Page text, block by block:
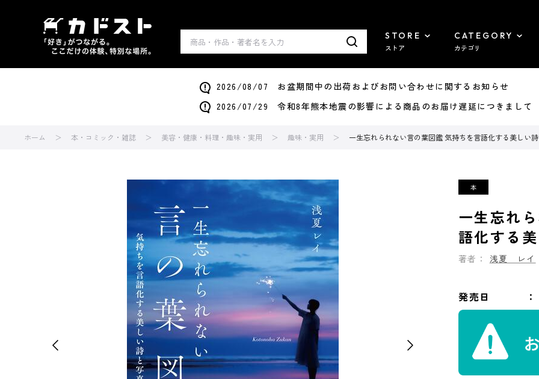
STORE
ストア
CATEGORY
カテゴリ
2026/08/07 お盆期間中の出荷およびお問い合わせに関するお知らせ
2026/07/29 令和8年熊本地震の影響による商品のお届け遅延につきまして
ホーム 本・コミック・雑誌 美容・健康・料理・趣味・実用 趣味・実用 一生忘れられない言の葉図鑑 気持ちを言語化する美しい
一生忘れ
語化する
著者： 浅夏 レイ
発売日